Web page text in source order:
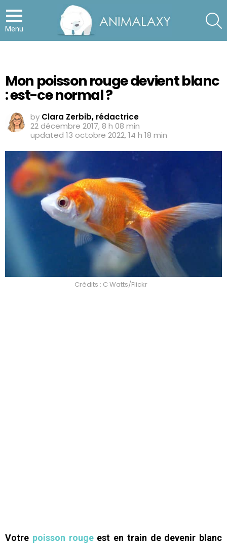
Menu
Mon poisson rouge devient blanc
: est-ce normal ?
by Clara Zerbib, rédactrice
22 décembre 2017, 8 h 08 min
updated 13 octobre 2022, 14 h 18 min
Crédits : C Watts/Flickr
Votre poisson rougeest en train de devenir blanc